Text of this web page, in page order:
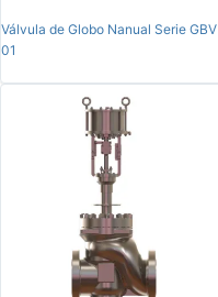
Válvula de Globo Nanual Serie GBV
01